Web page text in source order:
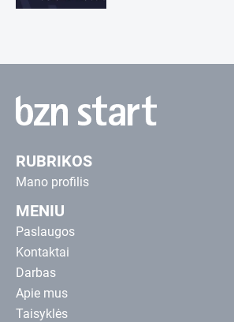
RUBRIKOS
Mano profilis
MENIU
Paslaugos
Kontaktai
Darbas
Apie mus
Taisyklės